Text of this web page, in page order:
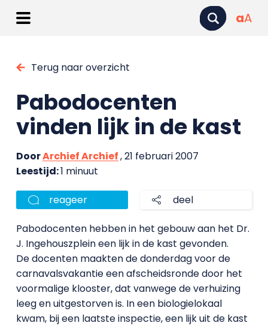
aA
Terug naar overzicht
Pabodocenten
vinden lijk in de kast
DoorArchief Archief, 21 februari 2007
Leestijd:1 minuut
reageer deel
Pabodocenten hebben in het gebouw aan het Dr.
J. Ingehouszplein een lijk in de kast gevonden.
De docenten maakten de donderdag voor de
carnavalsvakantie een afscheidsronde door het
voormalige klooster, dat vanwege de verhuizing
leeg en uitgestorven is. In een biologielokaal
kwam, bij een laatste inspectie, een lijk uit de kast